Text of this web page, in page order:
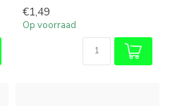
€1,49
Op voorraad